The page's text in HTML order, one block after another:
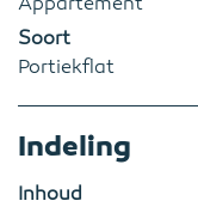
Soort
Portiekflat
Indeling
Inhoud